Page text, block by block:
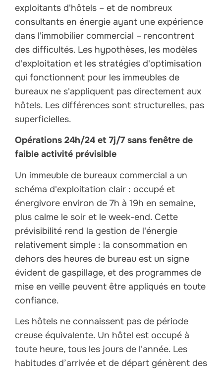
exploitants d'hôtels – et de nombreux
consultants en énergie ayant une expérience
dans l'immobilier commercial – rencontrent
des difficultés. Les hypothèses, les modèles
d'exploitation et les stratégies d'optimisation
qui fonctionnent pour les immeubles de
bureaux ne s'appliquent pas directement aux
hôtels. Les différences sont structurelles, pas
superficielles.
Opérations 24h/24 et 7j/7 sans fenêtre de
faible activité prévisible
Un immeuble de bureaux commercial a un
schéma d'exploitation clair : occupé et
énergivore environ de 7h à 19h en semaine,
plus calme le soir et le week-end. Cette
prévisibilité rend la gestion de l'énergie
relativement simple : la consommation en
dehors des heures de bureau est un signe
évident de gaspillage, et des programmes de
mise en veille peuvent être appliqués en toute
confiance.
Les hôtels ne connaissent pas de période
creuse équivalente. Un hôtel est occupé à
toute heure, tous les jours de l'année. Les
habitudes d’arrivée et de départ génèrent des